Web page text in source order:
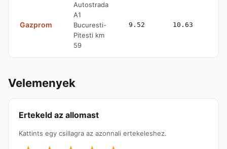
Gazprom
Autostrada
A1
Bucuresti-
Pitesti km
59
9.52 10.63
Velemenyek
Ertekeld az allomast
Kattints egy csillagra az azonnali ertekeleshez.